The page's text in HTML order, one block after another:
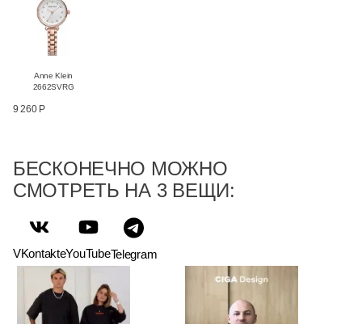
Anne Klein
2662SVRG
9 260 Р
БЕСКОНЕЧНО МОЖНО
СМОТРЕТЬ НА 3 ВЕЩИ:
VKontakteYouTubeTelegram